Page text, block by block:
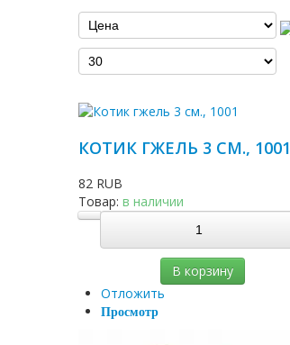
КОТИК ГЖЕЛЬ 3 СМ., 1001
82 RUB
Товар: в наличии
В корзину
Отложить
Просмотр